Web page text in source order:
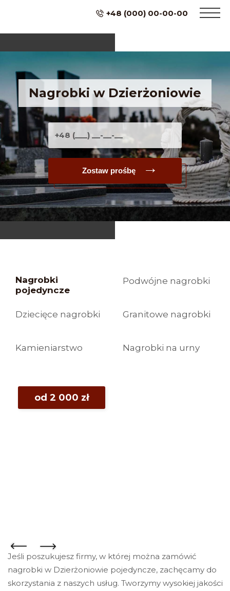
+48 (000) 00-00-00
Nagrobki w Dzierżoniowie
Zostaw prośbę
Nagrobki
pojedyncze
Podwójne nagrobki
Dziecięce nagrobki Granitowe nagrobki
Kamieniarstwo Nagrobki na urny
Jeśli poszukujesz firmy, w której można zamówić
nagrobki w Dzierżoniowie pojedyncze, zachęcamy do
skorzystania z naszych usług. Tworzymy wysokiej jakości
od 2 000 zł